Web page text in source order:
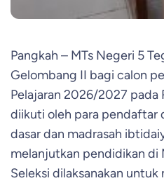
Pangkah – MTs Negeri 5
Gelombang II bagi calon
Pelajaran 2026/2027 pada
diikuti oleh para pendaftar
dasar dan madrasah
melanjutkan pendidikan di
Seleksi dilaksanakan